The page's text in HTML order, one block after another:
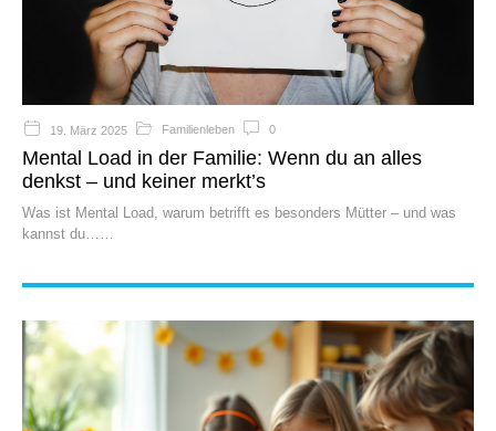
19. März 2025 Familienleben 0
Mental Load in der Familie: Wenn du an alles
denkst – und keiner merkt’s
Was ist Mental Load, warum betrifft es besonders Mütter – und was
kannst du…